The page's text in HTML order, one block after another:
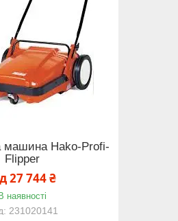
машина Hako-Profi-
Flipper
27 744 ₴
В наявності
231020141